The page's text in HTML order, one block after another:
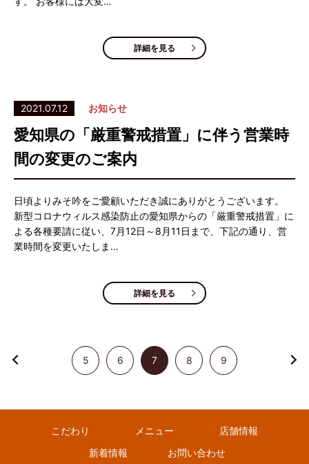
詳細を見る
2021.07.12 お知らせ
愛知県の「厳重警戒措置」に伴う営業時
間の変更のご案内
日頃よりみそ吟をご愛顧いただき誠にありがとうございます。
新型コロナウィルス感染防止の愛知県からの「厳重警戒措置」に
よる各種要請に従い、7月12日～8月11日まで、下記の通り、営
業時間を変更いたしま…
詳細を見る
5 6 7 8 9
こだわり メニュー
店舗情報
新着情報
お問い合わせ